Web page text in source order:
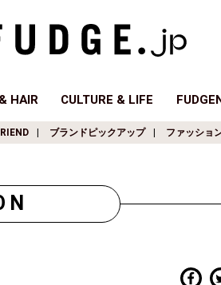
HAIR CULTURE & LIFE
ブランドピックアップ ファッショ